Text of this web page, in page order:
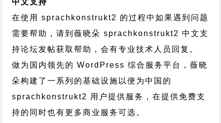
中文支持
在使用 sprachkonstrukt2 的过程中如果遇到问题
需要帮助，请到薇晓朵 sprachkonstrukt2 中文支
持论坛发帖获取帮助，会有专业技术人员回复。
做为国内领先的 WordPress 综合服务平台，薇晓
朵构建了一系列的基础设施以便为中国的
sprachkonstrukt2 用户提供服务，在提供免费支
持的同时也有更多商业服务可选。